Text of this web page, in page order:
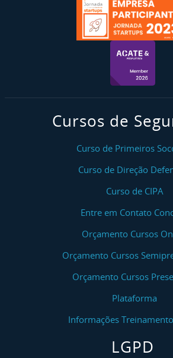
Cursos de
Curso de Primeiros
Curso de Direção
Curso de CIPA
Entre em Contato
Orçamento Cursos
Orçamento Cursos
Orçamento Cursos
Plataforma
Informações
LGPD